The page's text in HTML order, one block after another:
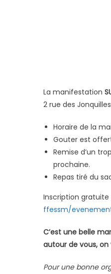
La manifestation
2 rue des
Horaire de la
Gouter est
Remise d’un
prochaine.
Repas tiré du
Inscription gratuite
ffessm/
C’est une belle
autour de vous,
Pour une bonne